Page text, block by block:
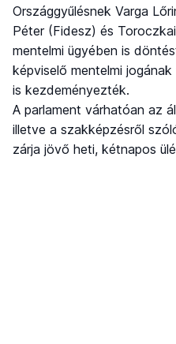
Országgyűlésnek Varga
Péter (Fidesz) és
mentelmi ügyében is
képviselő mentelmi
is kezdeményezték.
A parlament várhatóan az
illetve a szakképzésről
zárja jövő heti, kétnapos